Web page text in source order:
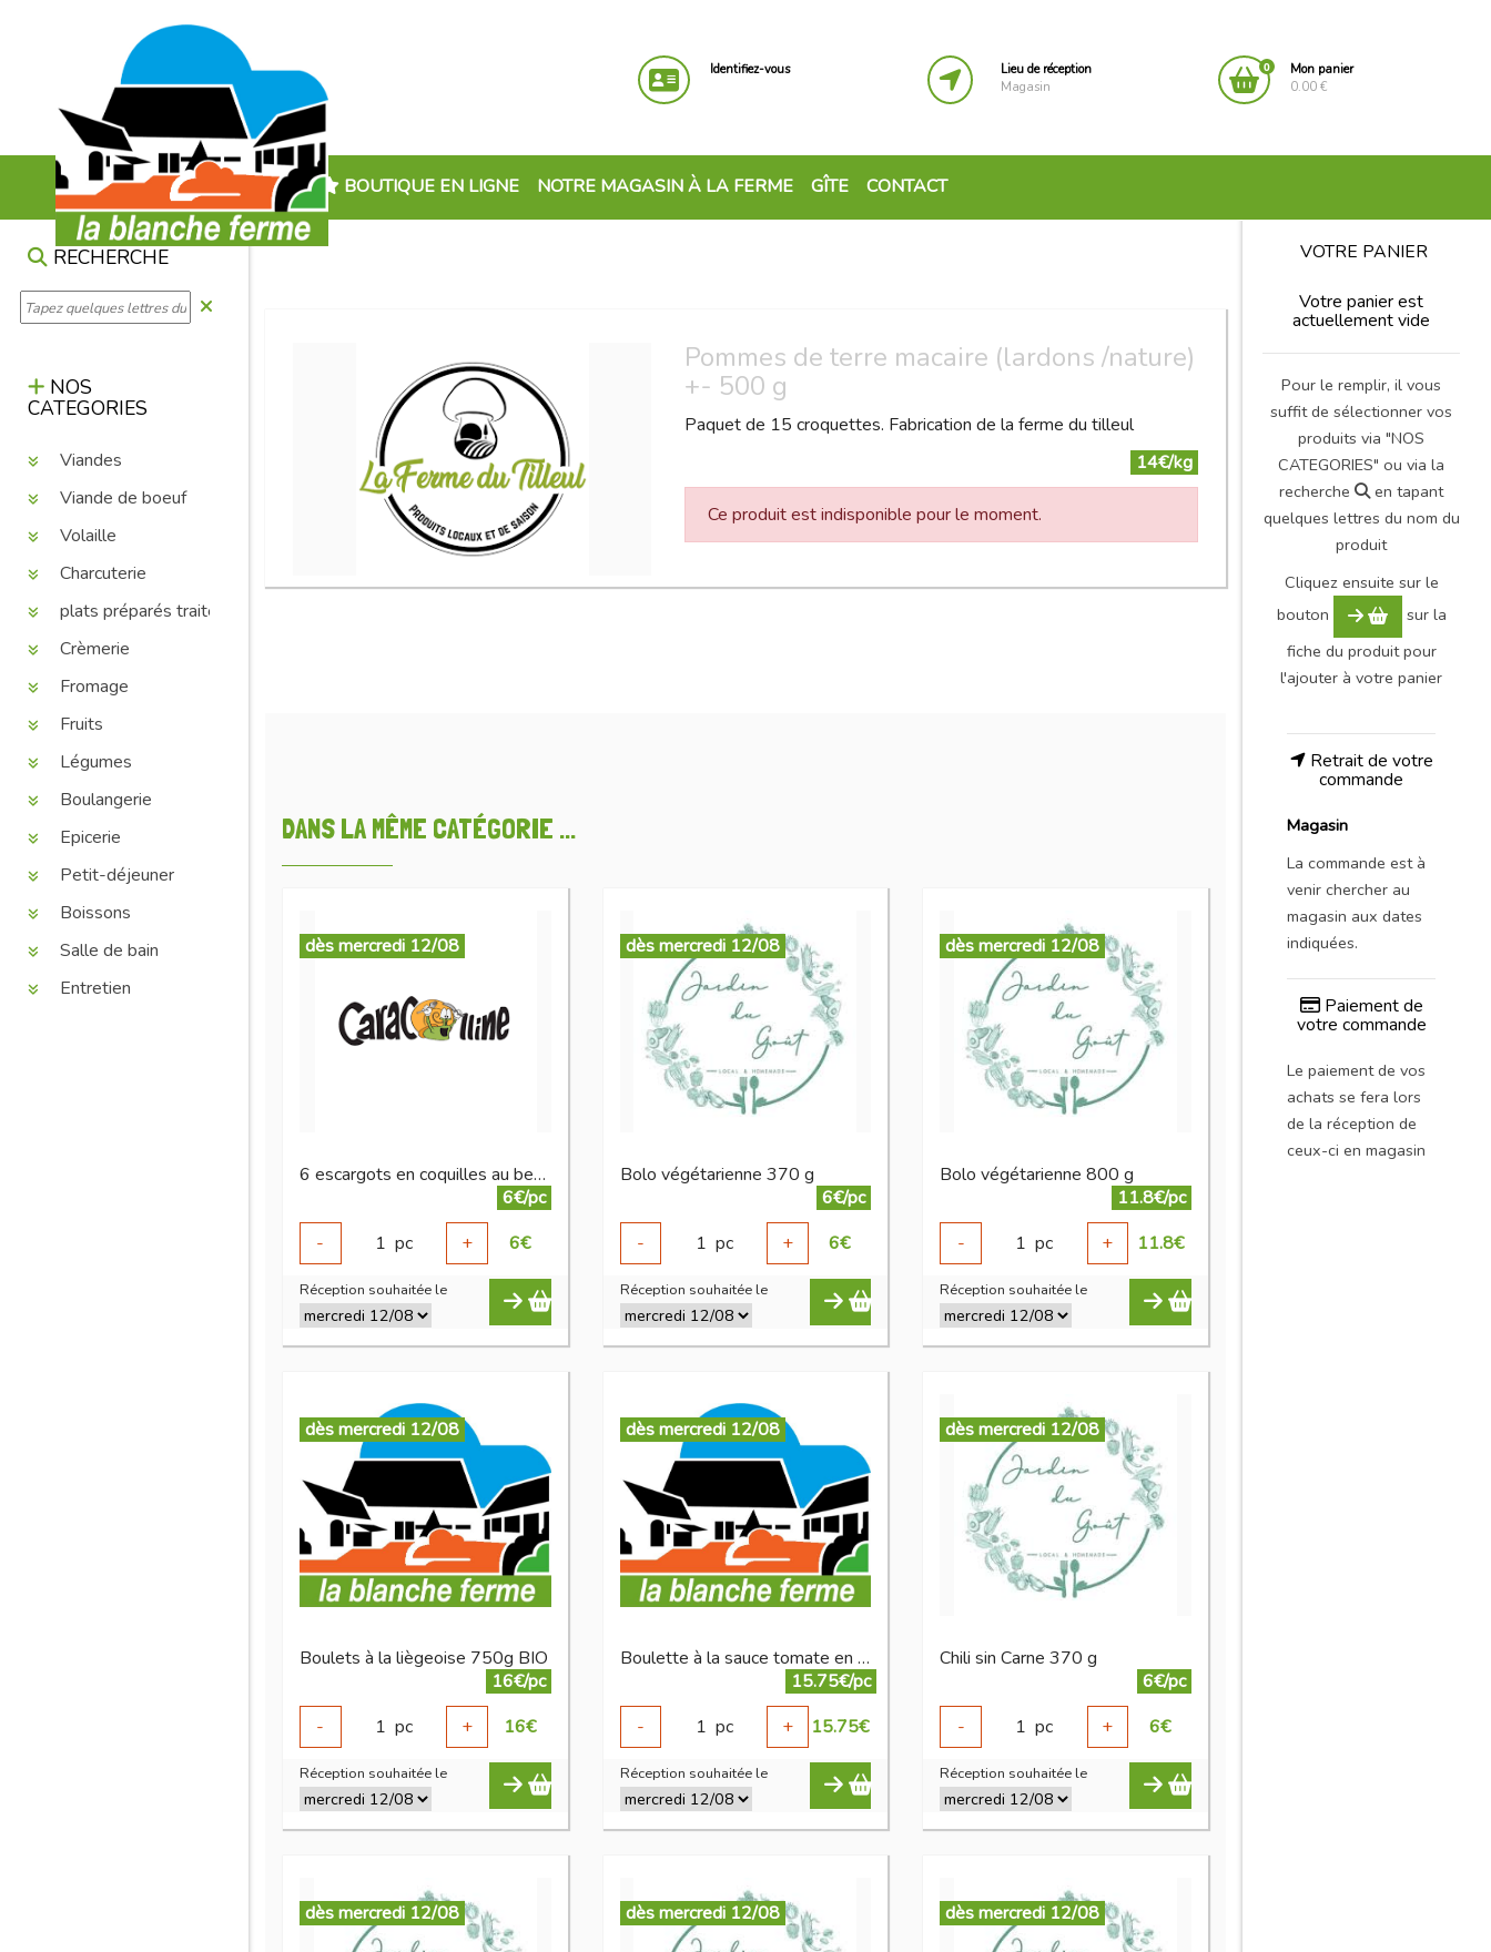
Identifiez-vous
Lieu de réception
Magasin
0
Mon panier
0.00 €
BOUTIQUE EN LIGNE NOTRE MAGASIN À LA FERME GÎTE CONTACT
RECHERCHE
NOS
CATEGORIES
Viandes
Viande de boeuf
Volaille
Charcuterie
plats préparés traiteur
Crèmerie
Fromage
Fruits
Légumes
Boulangerie
Epicerie
Petit-déjeuner
Boissons
Salle de bain
Entretien
Pommes de terre macaire (lardons /nature)
+- 500 g
Paquet de 15 croquettes. Fabrication de la ferme du tilleul
14€/kg
Ce produit est indisponible pour le moment.
DANS LA MÊME CATÉGORIE ...
dès mercredi 12/08
6 escargots en coquilles au beurre à l'ail
6€/pc
-
1 pc + 6€
Réception souhaitée le
dès mercredi 12/08
Bolo végétarienne 370 g
6€/pc
-
1 pc + 6€
Réception souhaitée le
dès mercredi 12/08
Bolo végétarienne 800 g
11.8€/pc
-
1 pc + 11.8€
Réception souhaitée le
dès mercredi 12/08
Boulets à la liègeoise 750g BIO
16€/pc
-
1 pc + 16€
Réception souhaitée le
dès mercredi 12/08
Boulette à la sauce tomate en bocal 750 g BIO
15.75€/pc
-
1 pc + 15.75€
Réception souhaitée le
dès mercredi 12/08
Chili sin Carne 370 g
6€/pc
-
1 pc + 6€
Réception souhaitée le
dès mercredi 12/08 dès mercredi 12/08 dès mercredi 12/08
VOTRE PANIER
Votre panier est
actuellement vide
Pour le remplir, il vous
suffit de sélectionner vos
produits via "NOS
CATEGORIES" ou via la
recherche
en tapant
quelques lettres du nom du
produit
Cliquez ensuite sur le
bouton
sur la
fiche du produit pour
l'ajouter à votre panier
Retrait de votre
commande
Magasin
La commande est à
venir chercher au
magasin aux dates
indiquées.
Paiement de
votre commande
Le paiement de vos
achats se fera lors
de la réception de
ceux-ci en magasin